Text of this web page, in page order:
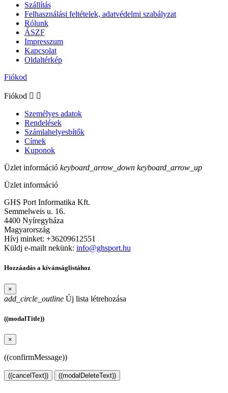
Szállítás
Felhasználási feltételek, adatvédelmi szabályzat
Rólunk
ÁSZF
Impresszum
Kapcsolat
Oldaltérkép
Fiókod
Fiókod  
Személyes adatok
Rendelések
Számlahelyesbítők
Címek
Kuponok
Üzlet információ keyboard_arrow_down keyboard_arrow_up
Üzlet információ
GHS Port Informatika Kft.
Semmelweis u. 16.
4400 Nyíregyháza
Magyarország
Hívj minket: +36209612551
Küldj e-mailt nekünk: info@ghsport.hu
Hozzáadás a kívánságlistához
×
add_circle_outline Új lista létrehozása
((modalTitle))
×
((confirmMessage))
((cancelText)) ((modalDeleteText))